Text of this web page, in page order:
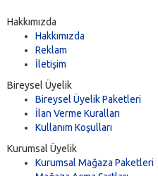
Hakkımızda
Hakkımızda
Reklam
İletişim
Bireysel Üyelik
Bireysel Üyelik Paketleri
İlan Verme Kuralları
Kullanım Koşulları
Kurumsal Üyelik
Kurumsal Mağaza Paketleri